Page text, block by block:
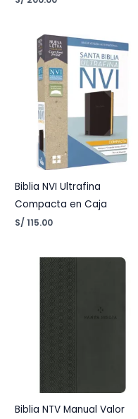
Biblia NVI Ultrafina
Compacta en Caja
S/ 115.00
Biblia NTV Manual Valor